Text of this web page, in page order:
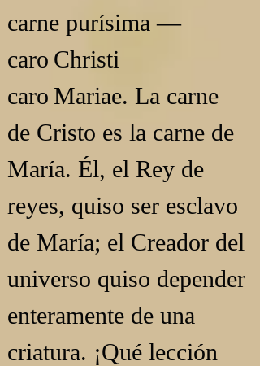
carne purísima —
caro Christi
caro Mariae. La carne
de Cristo es la carne de
María. Él, el Rey de
reyes, quiso ser esclavo
de María; el Creador del
universo quiso depender
enteramente de una
criatura. ¡Qué lección